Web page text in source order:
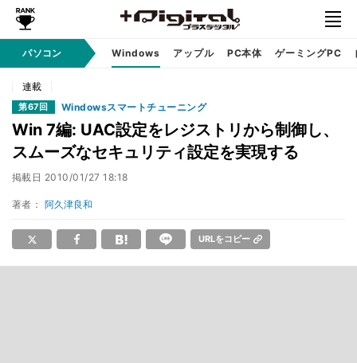
パソコン Windows アップル PC本体 ゲーミングPC
連載
第67回 Windowsスマートチューニング
Win 7編: UAC設定をレジストリから制御し、
スムーズなセキュリティ設定を実現する
掲載日 2010/01/27 18:18
著者： 阿久津良和
URLをコピー